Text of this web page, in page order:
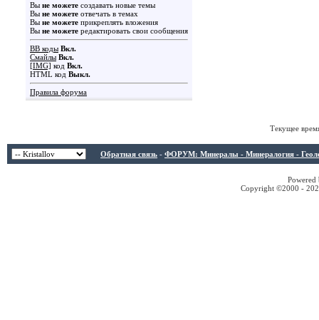
Вы не можете создавать новые темы
Вы не можете отвечать в темах
Вы не можете прикреплять вложения
Вы не можете редактировать свои сообщения
BB коды Вкл.
Смайлы Вкл.
[IMG] код Вкл.
HTML код Выкл.
Правила форума
Текущее
Обратная связь - ФОРУМ: Минералы - Минералогия -
Copyright ©2000 -